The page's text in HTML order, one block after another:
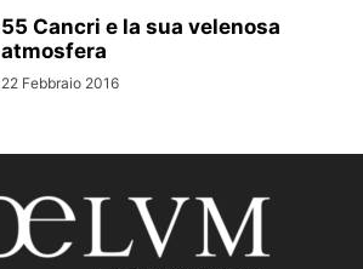
55 Cancri e la sua velenosa
atmosfera
22 Febbraio 2016